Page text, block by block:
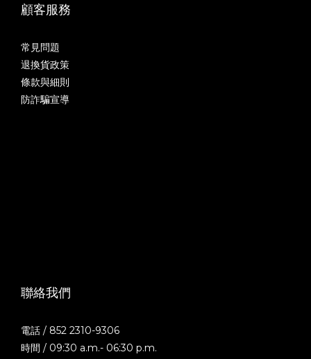
顧客服務
常見問題
退換貨政策
條款與細則
防詐騙宣導
聯絡我們
電話 / 852 2310-9306
時間 / 09:30 a.m.- 06:30 p.m.